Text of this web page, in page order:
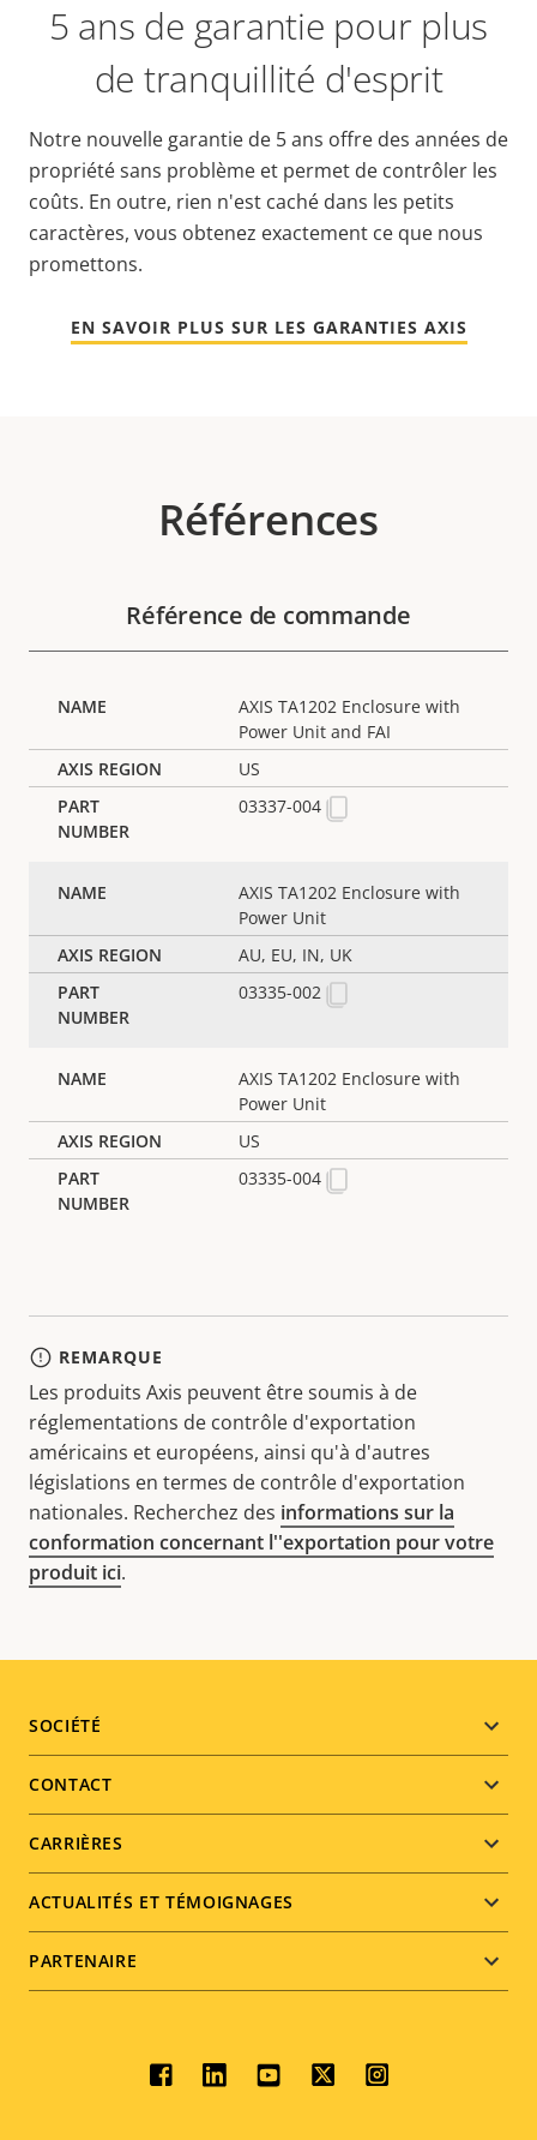
5 ans de garantie pour plus
de tranquillité d'esprit
Notre nouvelle garantie de 5 ans offre des années de
propriété sans problème et permet de contrôler les
coûts. En outre, rien n'est caché dans les petits
caractères, vous obtenez exactement ce que nous
promettons.
EN SAVOIR PLUS SUR LES GARANTIES AXIS
Références
Référence de commande
AXIS TA1202 Enclosure with
Power Unit and FAI
US
03337-004
AXIS TA1202 Enclosure with
Power Unit
AU, EU, IN, UK
03335-002
AXIS TA1202 Enclosure with
Power Unit
US
03335-004
REMARQUE
Les produits Axis peuvent être soumis à de
réglementations de contrôle d'exportation
américains et européens, ainsi qu'à d'autres
législations en termes de contrôle d'exportation
nationales. Recherchez des informations sur la
conformation concernant l''exportation pour votre
produit ici.
Footer
menu
SOCIÉTÉ
CONTACT
CARRIÈRES
ACTUALITÉS ET TÉMOIGNAGES
PARTENAIRE
Social